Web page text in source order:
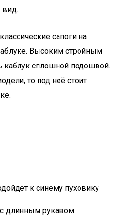
вид.
сапоги на
Высоким стройным
сплошной подошвой.
то под неё стоит
к синему пуховику
с длинным рукавом